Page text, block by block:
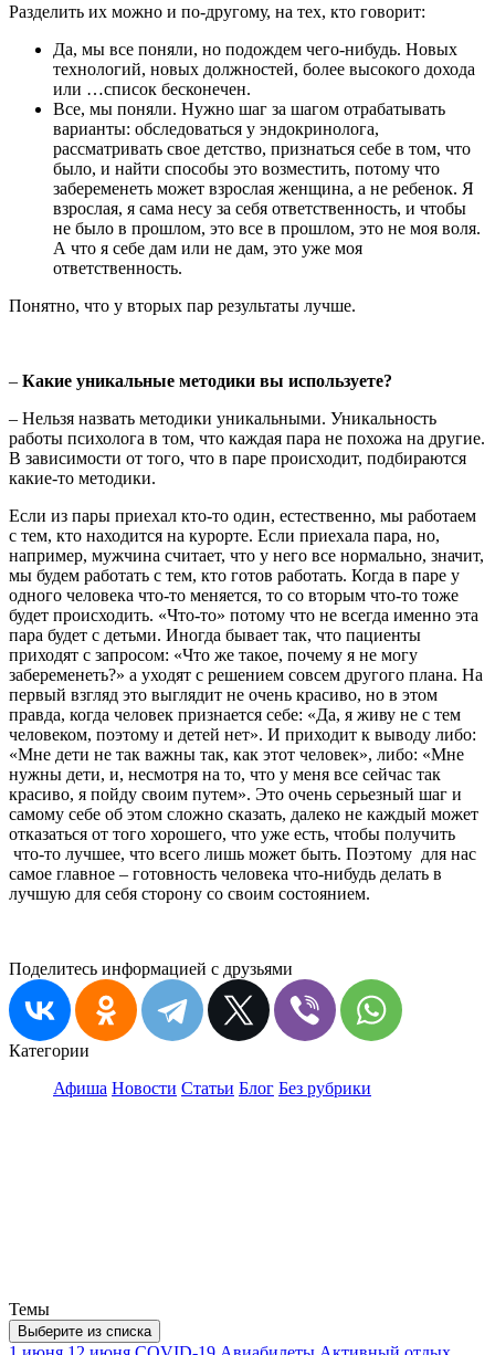
Разделить их можно и по-другому, на тех, кто говорит:
Да, мы все поняли, но подождем чего-нибудь. Новых
технологий, новых должностей, более высокого дохода
или …список бесконечен.
Все, мы поняли. Нужно шаг за шагом отрабатывать
варианты: обследоваться у эндокринолога,
рассматривать свое детство, признаться себе в том, что
было, и найти способы это возместить, потому что
забеременеть может взрослая женщина, а не ребенок. Я
взрослая, я сама несу за себя ответственность, и чтобы
не было в прошлом, это все в прошлом, это не моя воля.
А что я себе дам или не дам, это уже моя
ответственность.
Понятно, что у вторых пар результаты лучше.
– Какие уникальные методики вы используете?
– Нельзя назвать методики уникальными. Уникальность
работы психолога в том, что каждая пара не похожа на другие.
В зависимости от того, что в паре происходит, подбираются
какие-то методики.
Если из пары приехал кто-то один, естественно, мы работаем
с тем, кто находится на курорте. Если приехала пара, но,
например, мужчина считает, что у него все нормально, значит,
мы будем работать с тем, кто готов работать. Когда в паре у
одного человека что-то меняется, то со вторым что-то тоже
будет происходить. «Что-то» потому что не всегда именно эта
пара будет с детьми. Иногда бывает так, что пациенты
приходят с запросом: «Что же такое, почему я не могу
забеременеть?» а уходят с решением совсем другого плана. На
первый взгляд это выглядит не очень красиво, но в этом
правда, когда человек признается себе: «Да, я живу не с тем
человеком, поэтому и детей нет». И приходит к выводу либо:
«Мне дети не так важны так, как этот человек», либо: «Мне
нужны дети, и, несмотря на то, что у меня все сейчас так
красиво, я пойду своим путем». Это очень серьезный шаг и
самому себе об этом сложно сказать, далеко не каждый может
отказаться от того хорошего, что уже есть, чтобы получить
что-то лучшее, что всего лишь может быть. Поэтому для нас
самое главное – готовность человека что-нибудь делать в
лучшую для себя сторону со своим состоянием.
Поделитесь информацией с друзьями
Категории
Афиша Новости Статьи Блог Без рубрики
Темы
Выберите из списка